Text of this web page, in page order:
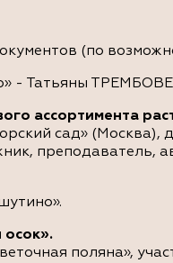
(по
- Татьяны
ассортимента
сад» (Москва),
преподаватель,
осок».
поляна»,